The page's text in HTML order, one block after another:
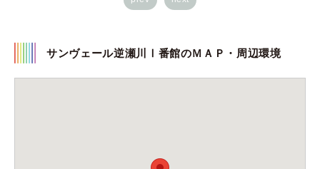
サンヴェール逆瀬川Ⅰ番館のＭＡＰ・周辺環境